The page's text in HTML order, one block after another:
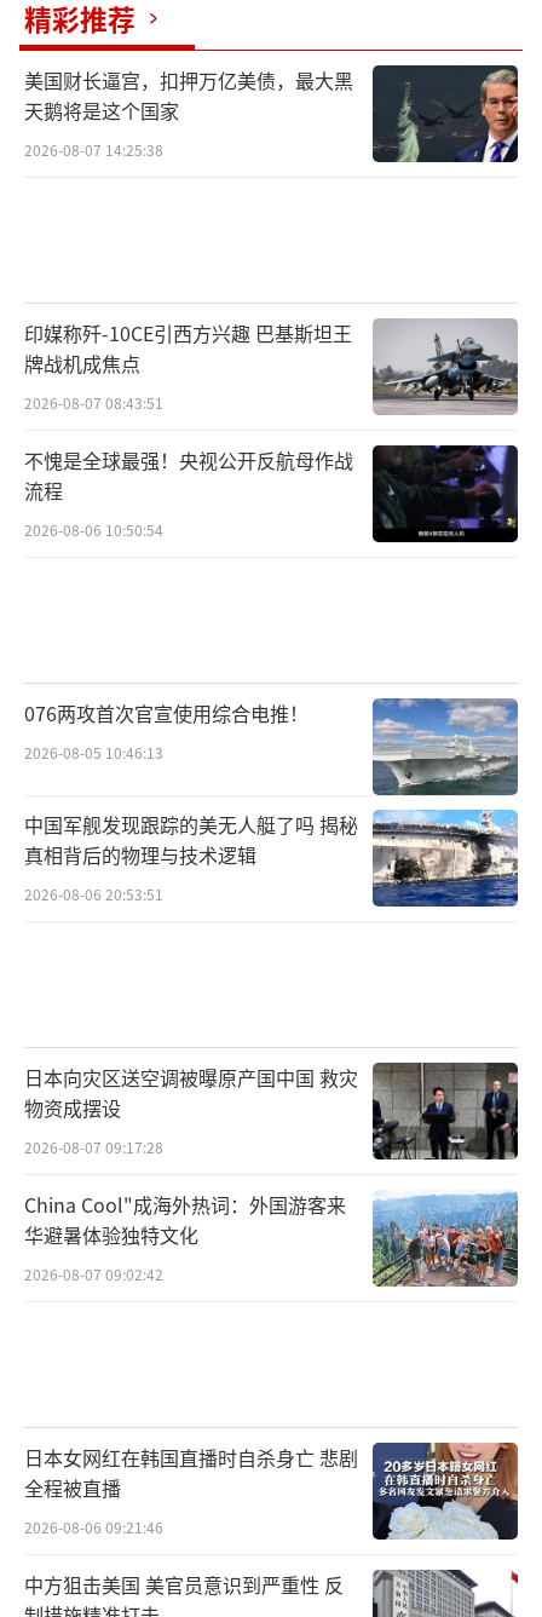
精彩推荐
美国财长逼宫，扣押万亿美债，最大黑
天鹅将是这个国家
2026-08-07 14:25:38
印媒称歼-10CE引西方兴趣 巴基斯坦王
牌战机成焦点
2026-08-07 08:43:51
不愧是全球最强！央视公开反航母作战
流程
2026-08-06 10:50:54
076两攻首次官宣使用综合电推！
2026-08-05 10:46:13
中国军舰发现跟踪的美无人艇了吗 揭秘
真相背后的物理与技术逻辑
2026-08-06 20:53:51
日本向灾区送空调被曝原产国中国 救灾
物资成摆设
2026-08-07 09:17:28
China Cool"成海外热词：外国游客来
华避暑体验独特文化
2026-08-07 09:02:42
日本女网红在韩国直播时自杀身亡 悲剧
全程被直播
2026-08-06 09:21:46
中方狙击美国 美官员意识到严重性 反